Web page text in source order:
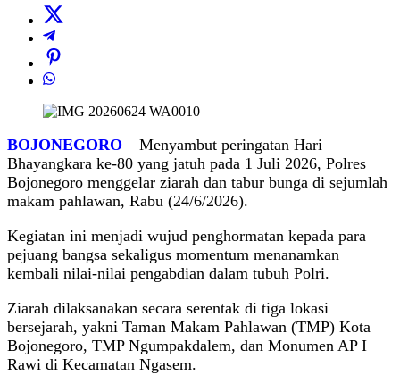
BOJONEGORO – Menyambut peringatan Hari
Bhayangkara ke-80 yang jatuh pada 1 Juli 2026, Polres
Bojonegoro menggelar ziarah dan tabur bunga di sejumlah
makam pahlawan, Rabu (24/6/2026).
Kegiatan ini menjadi wujud penghormatan kepada para
pejuang bangsa sekaligus momentum menanamkan
kembali nilai-nilai pengabdian dalam tubuh Polri.
Ziarah dilaksanakan secara serentak di tiga lokasi
bersejarah, yakni Taman Makam Pahlawan (TMP) Kota
Bojonegoro, TMP Ngumpakdalem, dan Monumen AP I
Rawi di Kecamatan Ngasem.